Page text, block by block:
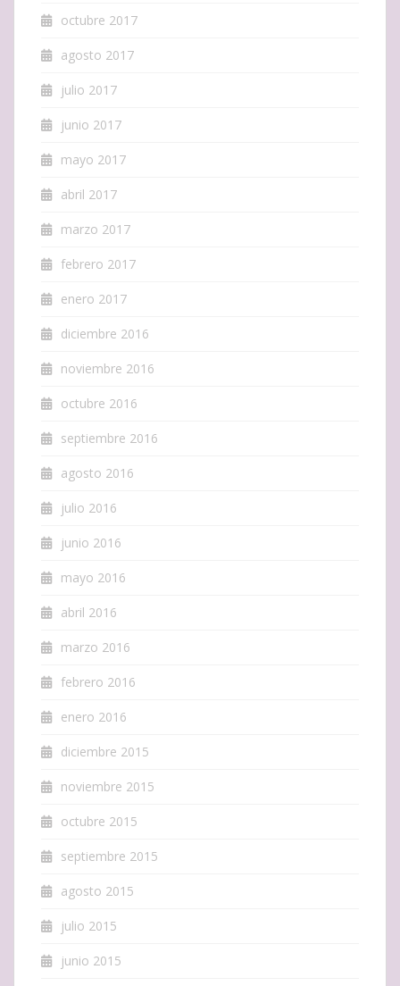
octubre 2017
agosto 2017
julio 2017
junio 2017
mayo 2017
abril 2017
marzo 2017
febrero 2017
enero 2017
diciembre 2016
noviembre 2016
octubre 2016
septiembre 2016
agosto 2016
julio 2016
junio 2016
mayo 2016
abril 2016
marzo 2016
febrero 2016
enero 2016
diciembre 2015
noviembre 2015
octubre 2015
septiembre 2015
agosto 2015
julio 2015
junio 2015